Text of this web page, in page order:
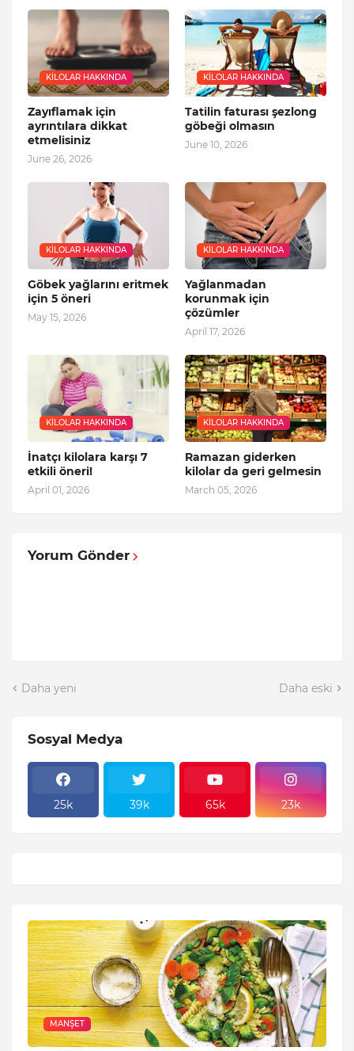
KILOLAR HAKKINDA
Zayıflamak için
ayrıntılara dikkat
etmelisiniz
June 26, 2026
KILOLAR HAKKINDA
Tatilin faturası şezlong
göbeği olmasın
June 10, 2026
KILOLAR HAKKINDA
Göbek yağlarını eritmek
için 5 öneri
May 15, 2026
KILOLAR HAKKINDA
Yağlanmadan
korunmak için
çözümler
April 17, 2026
KILOLAR HAKKINDA
İnatçı kilolara karşı 7
etkili öneri!
April 01, 2026
KILOLAR HAKKINDA
Ramazan giderken
kilolar da geri gelmesin
March 05, 2026
Yorum Gönder
Daha yeni Daha eski
Sosyal Medya
25k 39k 65k 23k
MANŞET